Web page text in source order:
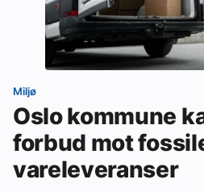
Miljø
Oslo kommune
forbud mot
vareleveranser